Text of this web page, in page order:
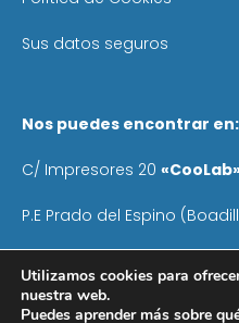
Sus datos seguros
Nos puedes encontrar en:
C/ Impresores 20
P.E Prado del Espino
Email:
Utilizamos cookies para
nuestra web.
Puedes aprender más sobre